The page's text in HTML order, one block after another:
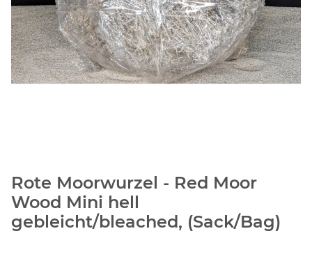
Rote Moorwurzel - Red Moor
Wood Mini hell
gebleicht/bleached, (Sack/Bag)